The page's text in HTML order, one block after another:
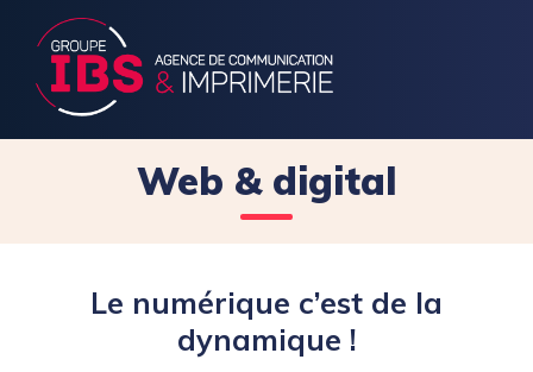
Web & digital
Le numérique c’est de la
dynamique !